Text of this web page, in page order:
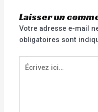
Laisser un
Votre adresse e-mail
obligatoires sont
Écrivez
ici…